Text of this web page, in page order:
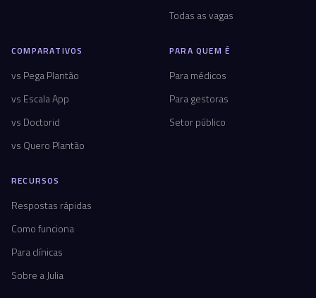
Todas as vagas
COMPARATIVOS
vs Pega Plantão
vs Escala App
vs Doctorid
vs Quero Plantão
PARA QUEM É
Para médicos
Para gestoras
Setor público
RECURSOS
Respostas rápidas
Como funciona
Para clínicas
Sobre a Julia